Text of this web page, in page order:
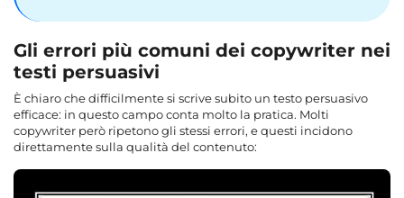
Gli errori più comuni dei copywriter nei
testi persuasivi
È chiaro che difficilmente si scrive subito un testo persuasivo
efficace: in questo campo conta molto la pratica. Molti
copywriter però ripetono gli stessi errori, e questi incidono
direttamente sulla qualità del contenuto: